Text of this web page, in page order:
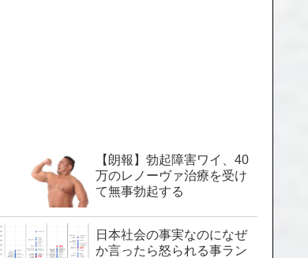
【朗報】勃起障害ワイ、40
万のレノーヴァ治療を受け
て無事勃起する
日本社会の事実なのになぜ
か言ったら怒られる事ラン